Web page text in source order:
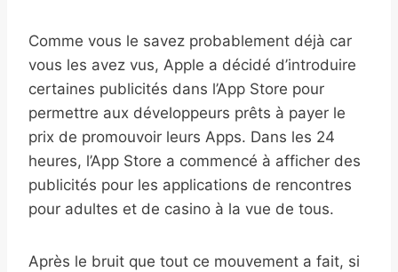
Comme vous le savez probablement déjà car
vous les avez vus, Apple a décidé d’introduire
certaines publicités dans l’App Store pour
permettre aux développeurs prêts à payer le
prix de promouvoir leurs Apps. Dans les 24
heures, l’App Store a commencé à afficher des
publicités pour les applications de rencontres
pour adultes et de casino à la vue de tous.
Après le bruit que tout ce mouvement a fait, si